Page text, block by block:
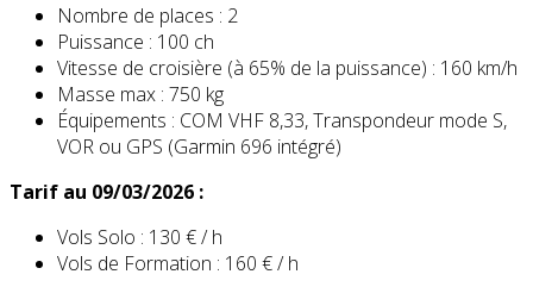
Nombre de places : 2
Puissance : 100 ch
Vitesse de croisière (à 65% de la puissance) : 160 km/h
Masse max : 750 kg
Équipements : COM VHF 8,33, Transpondeur mode S,
VOR ou GPS (Garmin 696 intégré)
Tarif au 09/03/2026 :
Vols Solo : 130 € / h
Vols de Formation : 160 € / h